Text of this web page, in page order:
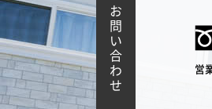
お
問
い
合
わ
せ
営